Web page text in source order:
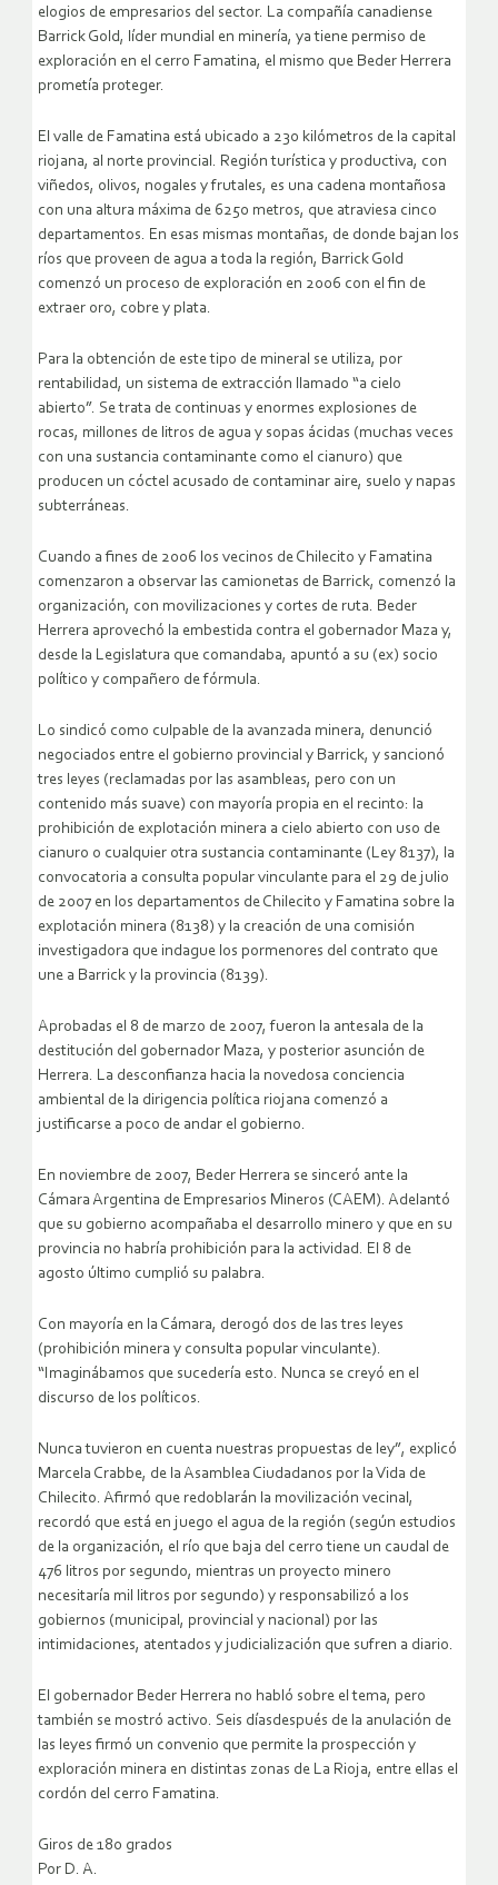
elogios de empresarios del sector. La compañía canadiense
Barrick Gold, líder mundial en minería, ya tiene permiso de
exploración en el cerro Famatina, el mismo que Beder Herrera
prometía proteger.
El valle de Famatina está ubicado a 230 kilómetros de la capital
riojana, al norte provincial. Región turística y productiva, con
viñedos, olivos, nogales y frutales, es una cadena montañosa
con una altura máxima de 6250 metros, que atraviesa cinco
departamentos. En esas mismas montañas, de donde bajan los
ríos que proveen de agua a toda la región, Barrick Gold
comenzó un proceso de exploración en 2006 con el fin de
extraer oro, cobre y plata.
Para la obtención de este tipo de mineral se utiliza, por
rentabilidad, un sistema de extracción llamado “a cielo
abierto”. Se trata de continuas y enormes explosiones de
rocas, millones de litros de agua y sopas ácidas (muchas veces
con una sustancia contaminante como el cianuro) que
producen un cóctel acusado de contaminar aire, suelo y napas
subterráneas.
Cuando a fines de 2006 los vecinos de Chilecito y Famatina
comenzaron a observar las camionetas de Barrick, comenzó la
organización, con movilizaciones y cortes de ruta. Beder
Herrera aprovechó la embestida contra el gobernador Maza y,
desde la Legislatura que comandaba, apuntó a su (ex) socio
político y compañero de fórmula.
Lo sindicó como culpable de la avanzada minera, denunció
negociados entre el gobierno provincial y Barrick, y sancionó
tres leyes (reclamadas por las asambleas, pero con un
contenido más suave) con mayoría propia en el recinto: la
prohibición de explotación minera a cielo abierto con uso de
cianuro o cualquier otra sustancia contaminante (Ley 8137), la
convocatoria a consulta popular vinculante para el 29 de julio
de 2007 en los departamentos de Chilecito y Famatina sobre la
explotación minera (8138) y la creación de una comisión
investigadora que indague los pormenores del contrato que
une a Barrick y la provincia (8139).
Aprobadas el 8 de marzo de 2007, fueron la antesala de la
destitución del gobernador Maza, y posterior asunción de
Herrera. La desconfianza hacia la novedosa conciencia
ambiental de la dirigencia política riojana comenzó a
justificarse a poco de andar el gobierno.
En noviembre de 2007, Beder Herrera se sinceró ante la
Cámara Argentina de Empresarios Mineros (CAEM). Adelantó
que su gobierno acompañaba el desarrollo minero y que en su
provincia no habría prohibición para la actividad. El 8 de
agosto último cumplió su palabra.
Con mayoría en la Cámara, derogó dos de las tres leyes
(prohibición minera y consulta popular vinculante).
“Imaginábamos que sucedería esto. Nunca se creyó en el
discurso de los políticos.
Nunca tuvieron en cuenta nuestras propuestas de ley”, explicó
Marcela Crabbe, de la Asamblea Ciudadanos por la Vida de
Chilecito. Afirmó que redoblarán la movilización vecinal,
recordó que está en juego el agua de la región (según estudios
de la organización, el río que baja del cerro tiene un caudal de
476 litros por segundo, mientras un proyecto minero
necesitaría mil litros por segundo) y responsabilizó a los
gobiernos (municipal, provincial y nacional) por las
intimidaciones, atentados y judicialización que sufren a diario.
El gobernador Beder Herrera no habló sobre el tema, pero
también se mostró activo. Seis díasdespués de la anulación de
las leyes firmó un convenio que permite la prospección y
exploración minera en distintas zonas de La Rioja, entre ellas el
cordón del cerro Famatina.
Giros de 180 grados
Por D. A.